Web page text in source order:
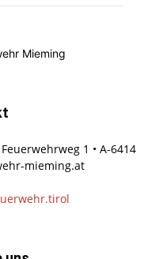
1 • A-6414
mieming.at